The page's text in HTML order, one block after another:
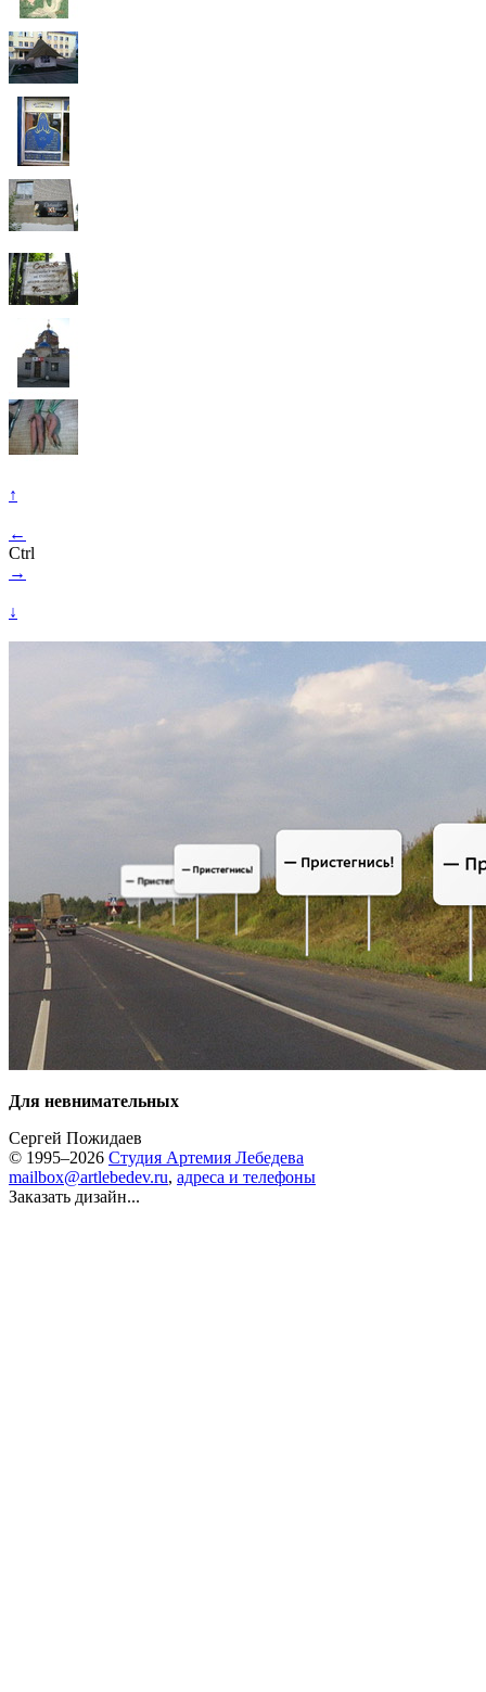
↑
←
Ctrl
→
↓
Для невнимательных
Сергей Пожидаев
© 1995–2026 Студия Артемия Лебедева
mailbox@artlebedev.ru, адреса и телефоны
Заказать дизайн...